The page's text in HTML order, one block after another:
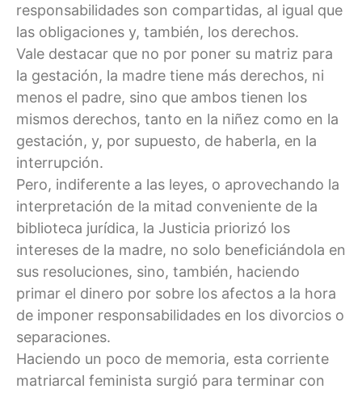
responsabilidades son compartidas, al igual que
las obligaciones y, también, los derechos.
Vale destacar que no por poner su matriz para
la gestación, la madre tiene más derechos, ni
menos el padre, sino que ambos tienen los
mismos derechos, tanto en la niñez como en la
gestación, y, por supuesto, de haberla, en la
interrupción.
Pero, indiferente a las leyes, o aprovechando la
interpretación de la mitad conveniente de la
biblioteca jurídica, la Justicia priorizó los
intereses de la madre, no solo beneficiándola en
sus resoluciones, sino, también, haciendo
primar el dinero por sobre los afectos a la hora
de imponer responsabilidades en los divorcios o
separaciones.
Haciendo un poco de memoria, esta corriente
matriarcal feminista surgió para terminar con